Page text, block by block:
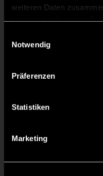
weiteren Daten
Notwendig
Präferenzen
Statistiken
Marketing
Erik
TW = Torwart &